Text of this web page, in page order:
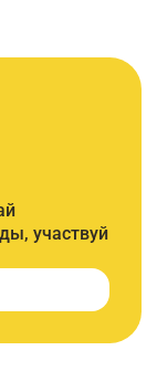
участвуй